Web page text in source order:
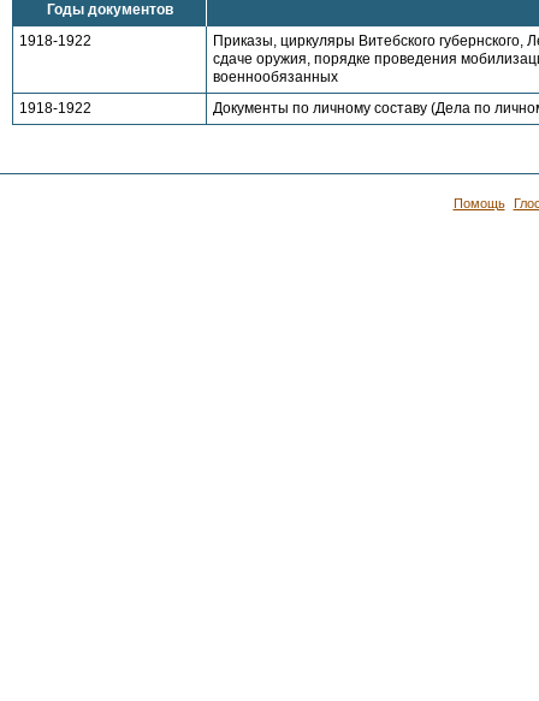
Годы документов
1918-1922
Приказы, циркуляры Витебского губернского,
сдаче оружия, порядке проведения
военнообязанных
1918-1922
Документы по личному составу (Дела по
Помощь